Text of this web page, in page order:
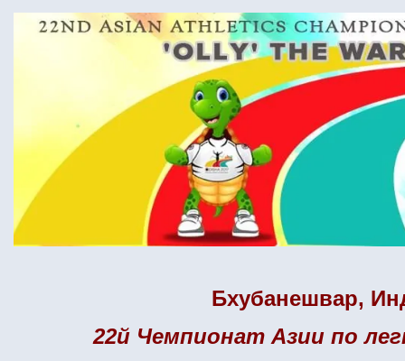
Бхубанешвар,
22й Чемпионат Азии по